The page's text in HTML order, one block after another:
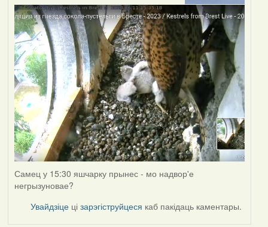
Самец у 15:30 яшчарку прынес - мо надвор'е
негрызуновае?
Увайдзіце цізарэгіструйцеся каб пакідаць каментары.